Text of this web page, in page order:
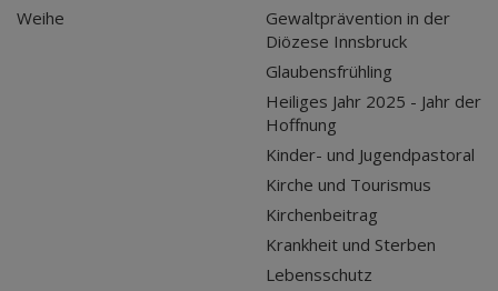
Weihe
Gewaltprävention in der
Diözese Innsbruck
Glaubensfrühling
Heiliges Jahr 2025 - Jahr der
Hoffnung
Kinder- und Jugendpastoral
Kirche und Tourismus
Kirchenbeitrag
Krankheit und Sterben
Lebensschutz